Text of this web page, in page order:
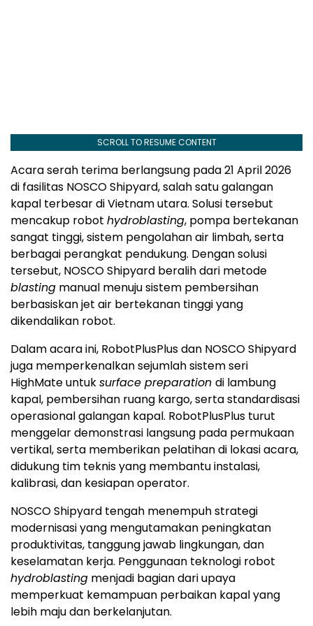
SCROLL TO RESUME CONTENT
Acara serah terima berlangsung pada 21 April 2026
di fasilitas NOSCO Shipyard, salah satu galangan
kapal terbesar di Vietnam utara. Solusi tersebut
mencakup robot hydroblasting, pompa bertekanan
sangat tinggi, sistem pengolahan air limbah, serta
berbagai perangkat pendukung. Dengan solusi
tersebut, NOSCO Shipyard beralih dari metode
blasting manual menuju sistem pembersihan
berbasiskan jet air bertekanan tinggi yang
dikendalikan robot.
Dalam acara ini, RobotPlusPlus dan NOSCO Shipyard
juga memperkenalkan sejumlah sistem seri
HighMate untuksurface preparation di lambung
kapal, pembersihan ruang kargo, serta standardisasi
operasional galangan kapal. RobotPlusPlus turut
menggelar demonstrasi langsung pada permukaan
vertikal, serta memberikan pelatihan di lokasi acara,
didukung tim teknis yang membantu instalasi,
kalibrasi, dan kesiapan operator.
NOSCO Shipyard tengah menempuh strategi
modernisasi yang mengutamakan peningkatan
produktivitas, tanggung jawab lingkungan, dan
keselamatan kerja. Penggunaan teknologi robot
hydroblasting menjadi bagian dari upaya
memperkuat kemampuan perbaikan kapal yang
lebih maju dan berkelanjutan.